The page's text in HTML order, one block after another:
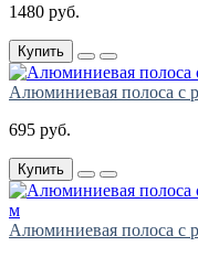
1480 руб.
Купить
Алюминиевая полоса с
695 руб.
Купить
Алюминиевая полоса с